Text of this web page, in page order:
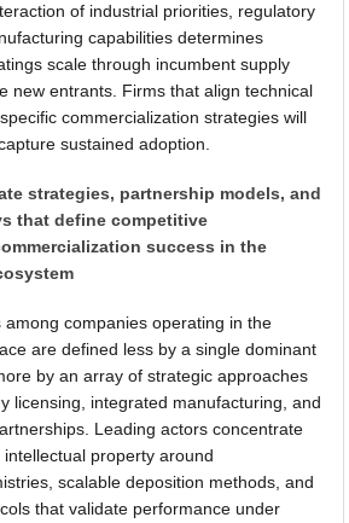
of industrial priorities, regulatory
capabilities determines
scale through incumbent supply
new entrants. Firms that align technical
commercialization strategies will
sustained adoption.
strategies, partnership models, and
that define competitive
success in the
among companies operating in the
are defined less by a single dominant
by an array of strategic approaches
licensing, integrated manufacturing, and
Leading actors concentrate
property around
scalable deposition methods, and
that validate performance under